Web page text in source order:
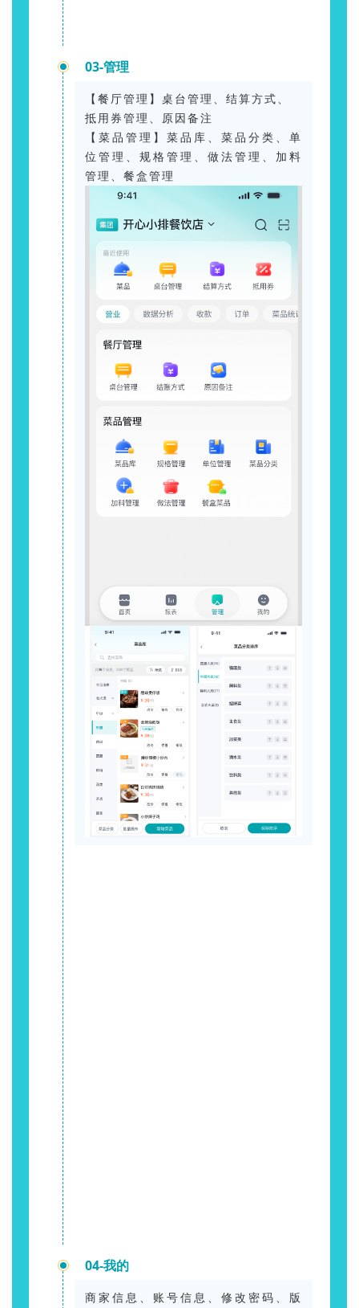
03-管理
【餐厅管理】桌台管理、结算方式、
抵用券管理、原因备注
【菜品管理】菜品库、菜品分类、单
位管理、规格管理、做法管理、加料
管理、餐盒管理
04-我的
商家信息、账号信息、修改密码、版